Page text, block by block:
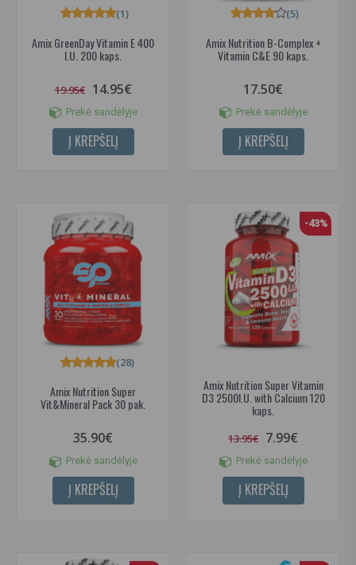
Amix GreenDay Vitamin E 400
I.U. 200 kaps.
(1)
19.95€ 14.95€
Prekė sandėlyje
Į KREPŠELĮ
Amix Nutrition B-Complex +
Vitamin C&E 90 kaps.
(5)
17.50€
Prekė sandėlyje
Į KREPŠELĮ
Amix Nutrition Super
Vit&Mineral Pack 30 pak.
(28)
35.90€
Prekė sandėlyje
Į KREPŠELĮ
-43%
Amix Nutrition Super Vitamin
D3 2500I.U. with Calcium 120
kaps.
13.95€ 7.99€
Prekė sandėlyje
Į KREPŠELĮ